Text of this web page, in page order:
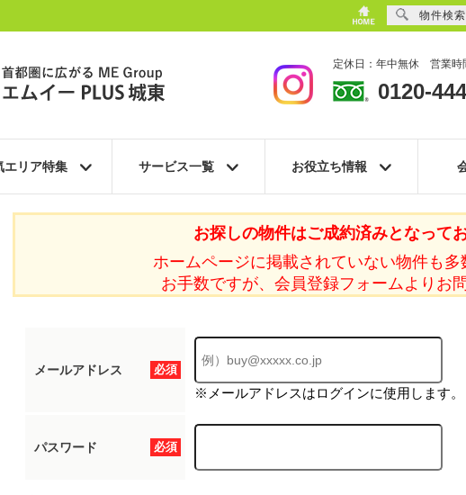
定休日：年中無休 営業時
0120-
エリア特集 サービス一覧 お役立ち情報
お探しの物件はご成約済みとなってお
ホームページに掲載されていない物件も多
お手数ですが、会員登録フォームよりお
必須
メールアドレス
※メールアドレスはログインに使用します。
必須
パスワード
物件検索